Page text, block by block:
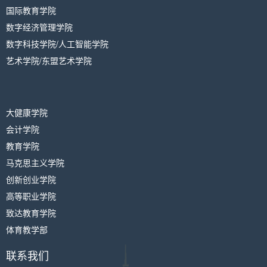
国际教育学院
数字经济管理学院
数字科技学院/人工智能学院
艺术学院/东盟艺术学院
大健康学院
会计学院
教育学院
马克思主义学院
创新创业学院
高等职业学院
致达教育学院
体育教学部
联系我们